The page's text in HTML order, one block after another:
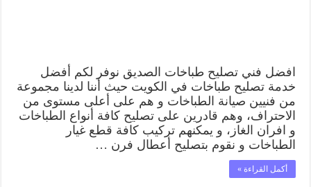
افضل فني تصليح طباخات الصديق نوفر لكم أفضل
خدمة تصليح طباخات في الكويت حيث أننا لدينا مجموعة
من فنيين صيانة الطباخات و هم على أعلى مستوى من
الاحتراف، وهم قادرين على تصليح كافة أنواع الطباخات
و افران الغاز، و يمكنهم تركيب كافة قطع غيار
الطباخات و نقوم بتصليح أعطال فرن …
أكمل القراءة »